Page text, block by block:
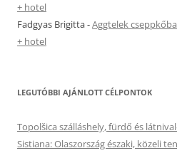
+ hotel
Fadgyas Brigitta-Aggtelek
+ hotel
LEGUTÓBBI AJÁNLOTT CÉLPONTOK
Topolšica szálláshely, fürdő és
Sistiana: Olaszország északi, közeli